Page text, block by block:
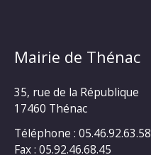
Mairie de Thénac
35, rue de la République
17460 Thénac
Téléphone : 05.46.92.63.58
Fax : 05.92.46.68.45